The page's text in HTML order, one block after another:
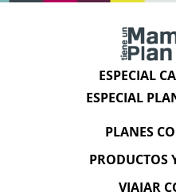
ESPECIAL
ESPECIAL
PLANES
PRODUCTOS
VIAJAR